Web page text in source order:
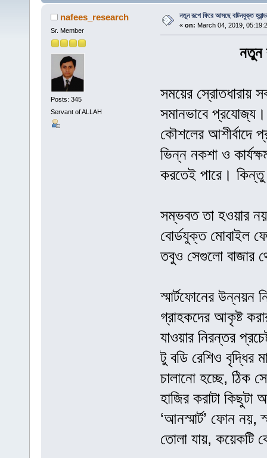
nafees_research
Sr. Member
Posts: 345
Servant of ALLAH
নতুন রূপে ফিরে আসছে বাটনযুক্ত
« on: March 04, 2019,
নতুন
সময়ের স্রোতধারায়
সমানভাবে প্রযোজ্য।
কৌশলের আশীর্বাদে
ভিন্ন নকশা ও
করতেই পারে। কিন্তু
সম্ভবত তা হওয়ার
বোর্ডযুক্ত মোবাইল
তবুও সেগুলো বাজার
স্মার্টফোনের উন্নয়ন
গ্রাহকদের আকৃষ্ট
যাওয়ার নিরন্তর
টু বডি রেশিও বৃদ্ধির
চালানো হচ্ছে, ঠিক
হাজির করাটা কিছুটা
‘আনস্মার্ট’ ফোন নয়,
তোলা যায়, কয়েকটি